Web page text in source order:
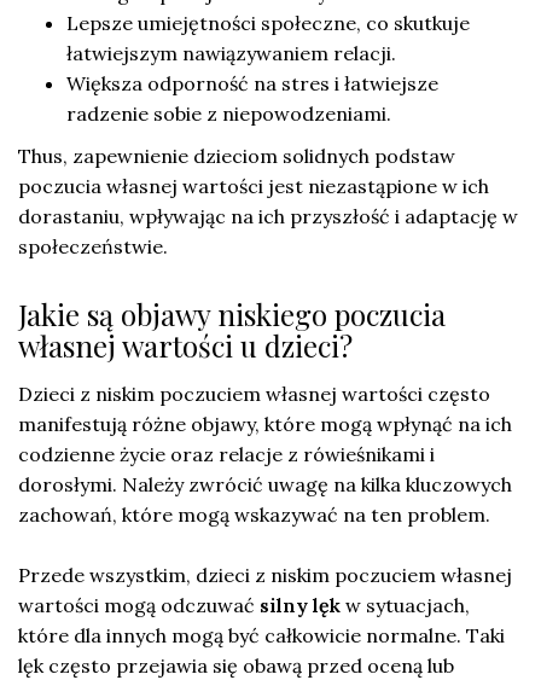
Lepsze umiejętności społeczne, co skutkuje
łatwiejszym nawiązywaniem relacji.
Większa odporność na stres i łatwiejsze
radzenie sobie z niepowodzeniami.
Thus, zapewnienie dzieciom solidnych podstaw
poczucia własnej wartości jest niezastąpione w ich
dorastaniu, wpływając na ich przyszłość i adaptację w
społeczeństwie.
Jakie są objawy niskiego poczucia
własnej wartości u dzieci?
Dzieci z niskim poczuciem własnej wartości często
manifestują różne objawy, które mogą wpłynąć na ich
codzienne życie oraz relacje z rówieśnikami i
dorosłymi. Należy zwrócić uwagę na kilka kluczowych
zachowań, które mogą wskazywać na ten problem.
Przede wszystkim, dzieci z niskim poczuciem własnej
wartości mogą odczuwać silny lęk w sytuacjach,
które dla innych mogą być całkowicie normalne. Taki
lęk często przejawia się obawą przed oceną lub